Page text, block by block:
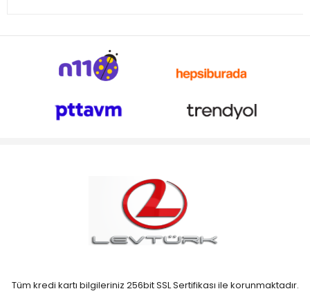
Tüm kredi kartı bilgileriniz 256bit SSL Sertifikası ile korunmaktadır.